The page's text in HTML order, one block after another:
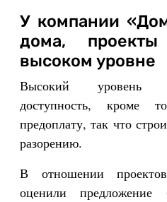
У компании
дома,
высоком уровне
Высокий уровень
доступность, кроме
предоплату, так что
разорению.
В отношении
оценили предложение